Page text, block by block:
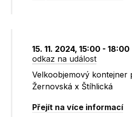
15. 11. 2024, 15:00 - 18:00
odkaz na událost
Velkoobjemový kontejner
Žernovská x Štíhlická
Přejít na více informací